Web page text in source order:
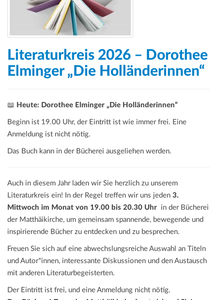
Literaturkreis 2026 – Dorothee
Elminger „Die Holländerinnen“
📖 Heute: Dorothee Elminger „Die Holländerinnen“
Beginn ist 19.00 Uhr, der Eintritt ist wie immer frei. Eine
Anmeldung ist nicht nötig.
Das Buch kann in der Bücherei ausgeliehen werden.
Auch in diesem Jahr laden wir Sie herzlich zu unserem
Literaturkreis ein! In der Regel treffen wir uns jeden 3.
Mittwoch im Monat von 19.00 bis 20.30 Uhr in der Bücherei
der Matthäikirche, um gemeinsam spannende, bewegende und
inspirierende Bücher zu entdecken und zu besprechen.
Freuen Sie sich auf eine abwechslungsreiche Auswahl an Titeln
und Autor*innen, interessante Diskussionen und den Austausch
mit anderen Literaturbegeisterten.
Der Eintritt ist frei, und eine Anmeldung nicht nötig.